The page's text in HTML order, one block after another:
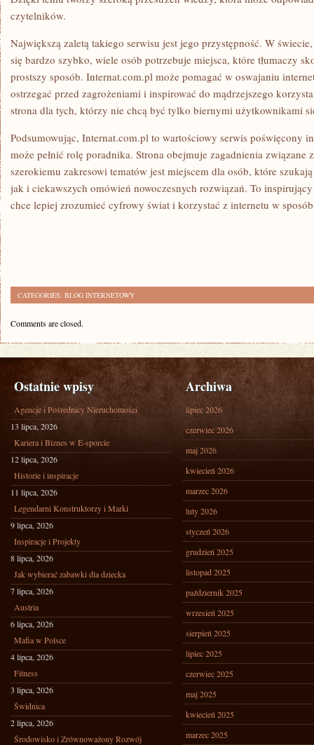
czytelników.
Największą zaletą takiego serwisu jest jego przystępność. W
się bardzo szybko, wiele osób potrzebuje miejsca, które tłumaczy
prostszy sposób. Internat.com.pl może pomagać w oswajaniu
ostrzegać przed zagrożeniami i inspirować do mądrzejszego
strona dla tych, którzy nie chcą być tylko biernymi użytkownikami
Podsumowując, Internat.com.pl to wartościowy serwis poświęcony
może pełnić rolę poradnika. Strona obejmuje zagadnienia
szerokiemu zakresowi tematów jest miejscem dla osób, które
jak i ciekawszych omówień nowoczesnych rozwiązań. To
chce lepiej zrozumieć cyfrowy świat i korzystać z internetu w
CATEGORIES: BLOG INTERNETOWY
Comments are closed.
Ostatnie wpisy
Agencje i Pośrednicy Nieruchomości
13 lipca, 2026
Kariera i Biznes w E-sporcie
12 lipca, 2026
Historie i inspiracje
11 lipca, 2026
Legendarni Konstruktorzy i Marki
9 lipca, 2026
Inspiracje i Projekty
8 lipca, 2026
Jak wybierać zabawki dla dziecka
7 lipca, 2026
Austria
6 lipca, 2026
Mafia w Polsce
4 lipca, 2026
Fitness
3 lipca, 2026
Świdnica
2 lipca, 2026
Środowisko i Zrównoważony Rozwój
Archiwa
lipiec 2026
czerwiec 2026
maj 2026
kwiecień 2026
marzec 2026
luty 2026
styczeń 2026
grudzień 2025
listopad 2025
październik 2025
wrzesień 2025
sierpień 2025
lipiec 2025
czerwiec 2025
maj 2025
kwiecień 2025
marzec 2025